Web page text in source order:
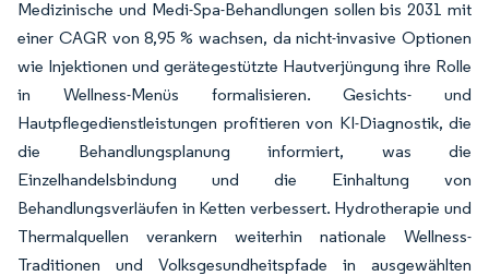
Medizinische und Medi-Spa-Behandlungen sollen bis 2031 mit
einer CAGR von 8,95 % wachsen, da nicht-invasive Optionen
wie Injektionen und gerätegestützte Hautverjüngung ihre Rolle
in Wellness-Menüs formalisieren. Gesichts- und
Hautpflegedienstleistungen profitieren von KI-Diagnostik, die
die Behandlungsplanung informiert, was die
Einzelhandelsbindung und die Einhaltung von
Behandlungsverläufen in Ketten verbessert. Hydrotherapie und
Thermalquellen verankern weiterhin nationale Wellness-
Traditionen und Volksgesundheitspfade in ausgewählten